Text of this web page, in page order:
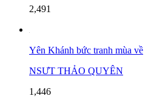
2,491
Yên Khánh bức tranh mùa về
NSƯT THẢO QUYÊN
1,446